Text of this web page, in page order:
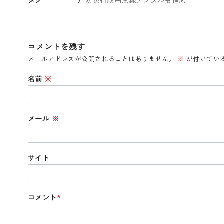
コメントを残す
メールアドレスが公開されることはありません。 ※ が付いてい
名前 ※
メール ※
サイト
コメント*